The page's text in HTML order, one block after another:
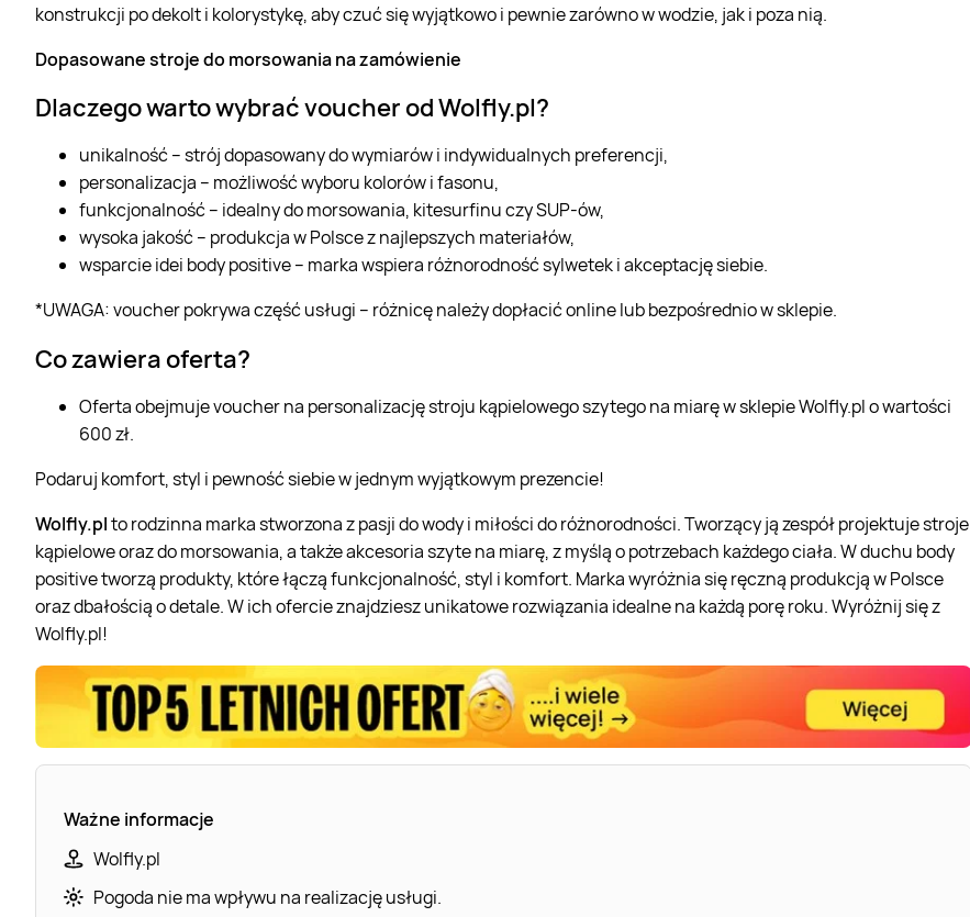
konstrukcji po dekolt i kolorystykę, aby czuć się wyjątkowo i pewnie zarówno w wodzie, jak i poza nią.
Dopasowane stroje do morsowania na zamówienie
Dlaczego warto wybrać voucher od Wolfly.pl?
unikalność – strój dopasowany do wymiarów i indywidualnych preferencji,
personalizacja – możliwość wyboru kolorów i fasonu,
funkcjonalność – idealny do morsowania, kitesurfinu czy SUP-ów,
wysoka jakość – produkcja w Polsce z najlepszych materiałów,
wsparcie idei body positive – marka wspiera różnorodność sylwetek i akceptację siebie.
*UWAGA: voucher pokrywa część usługi – różnicę należy dopłacić online lub bezpośrednio w sklepie.
Co zawiera oferta?
Oferta obejmuje voucher na personalizację stroju kąpielowego szytego na miarę w sklepie Wolfly.pl o wartości
600 zł.
Podaruj komfort, styl i pewność siebie w jednym wyjątkowym prezencie!
Wolfly.plto rodzinna marka stworzona z pasji do wody i miłości do różnorodności. Tworzący ją zespół projektuje stroje
kąpielowe oraz do morsowania, a także akcesoria szyte na miarę, z myślą o potrzebach każdego ciała. W duchu body
positive tworzą produkty, które łączą funkcjonalność, styl i komfort. Marka wyróżnia się ręczną produkcją w Polsce
oraz dbałością o detale. W ich ofercie znajdziesz unikatowe rozwiązania idealne na każdą porę roku. Wyróżnij się z
Wolfly.pl!
Ważne informacje
Wolfly.pl
Pogoda nie ma wpływu na realizację usługi.